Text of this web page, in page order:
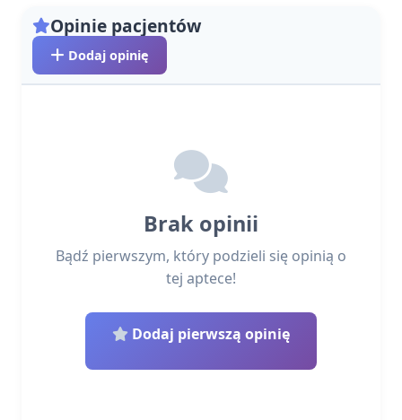
Opinie pacjentów
Dodaj opinię
Brak opinii
Bądź pierwszym, który podzieli się opinią o
tej aptece!
Dodaj pierwszą opinię